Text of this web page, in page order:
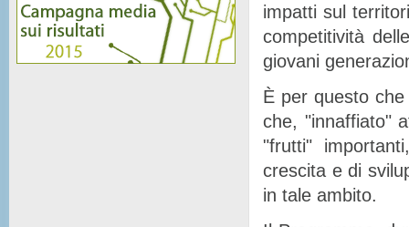
impatti sul
competitività
giovani
È per questo
che, "innaffiato"
"frutti"
crescita e di
in tale ambito.